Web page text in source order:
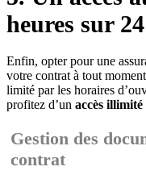
heures sur 24
Enfin, opter pour une
votre contrat à tout
limité par les horaires
profitez d’un accès
Gestion des
contrat